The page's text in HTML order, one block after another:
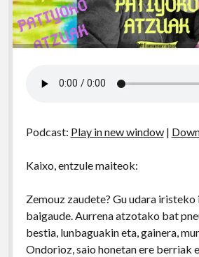
Podcast: Play in new window|
Kaixo, entzule maiteok:
Zemouz zaudete? Gu udara
baigaude. Aurrena atzotako bat
bestia, lunbaguakin eta, gainera,
Ondorioz, saio honetan ere berriak